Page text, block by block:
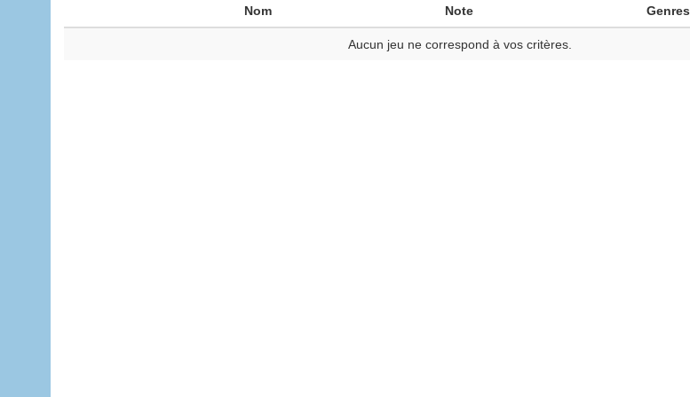
Nom Note Genres
Aucun jeu ne correspond à vos critères.